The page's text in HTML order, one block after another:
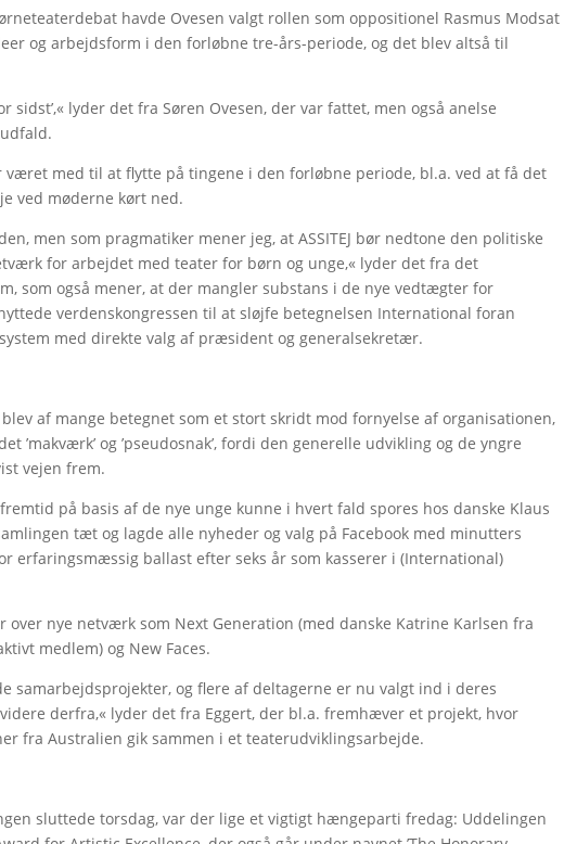
havde Ovesen valgt rollen som oppositionel Rasmus Modsat
og arbejdsform i den forløbne tre-års-periode, og det blev altså til
sidst’,« lyder det fra Søren Ovesen, der var fattet, men også anelse
været med til at flytte på tingene i den forløbne periode, bl.a. ved at få det
ved møderne kørt ned.
men som pragmatiker mener jeg, at ASSITEJ bør nedtone den politiske
for arbejdet med teater for børn og unge,« lyder det fra det
som også mener, at der mangler substans i de nye vedtægter for
verdenskongressen til at sløjfe betegnelsen International foran
med direkte valg af præsident og generalsekretær.
blev af mange betegnet som et stort skridt mod fornyelse af organisationen,
’makværk’ og ’pseudosnak’, fordi den generelle udvikling og de yngre
vejen frem.
på basis af de nye unge kunne i hvert fald spores hos danske Klaus
tæt og lagde alle nyheder og valg på Facebook med minutters
erfaringsmæssig ballast efter seks år som kasserer i (International)
nye netværk som Next Generation (med danske Katrine Karlsen fra
medlem) og New Faces.
samarbejdsprojekter, og flere af deltagerne er nu valgt ind i deres
derfra,« lyder det fra Eggert, der bl.a. fremhæver et projekt, hvor
fra Australien gik sammen i et teaterudviklingsarbejde.
sluttede torsdag, var der lige et vigtigt hængeparti fredag: Uddelingen